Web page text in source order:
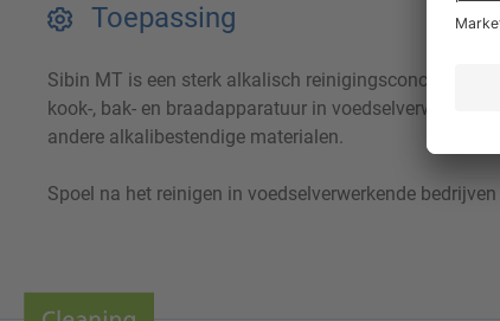
Toepassing
Sibin MT is een sterk alkalisch reinigingsconcentraat
kook-, bak- en braadapparatuur in
andere alkalibestendige materialen.
Spoel na het reinigen in voedselverwerkende